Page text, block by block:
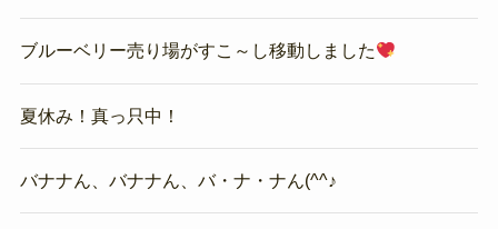
ブルーベリー売り場がすこ～し移動しました
夏休み！真っ只中！
バナナん、バナナん、バ・ナ・ナん(^^♪